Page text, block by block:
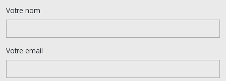
Votre nom
Votre email